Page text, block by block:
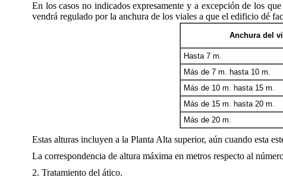
En los casos no indicados expresamente y a excepción de los
vendrá regulado por la anchura de los viales a que el edificio dé
Anchura del
Hasta 7 m.
Más de 7 m. hasta 10 m.
Más de 10 m. hasta 15 m.
Más de 15 m. hasta 20 m.
Más de 20 m.
Estas alturas incluyen a la Planta Alta superior, aún cuando esta
La correspondencia de altura máxima en metros respecto al
2. Tratamiento del ático.